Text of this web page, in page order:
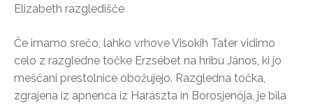
Elizabeth razgledišče
Če imamo srečo, lahko vrhove Visokih Tater vidimo
celo z razgledne točke Erzsébet na hribu János, ki jo
meščani prestolnice obožujejo. Razgledna točka,
zgrajena iz apnenca iz Harászta in Borosjenőja, je bila